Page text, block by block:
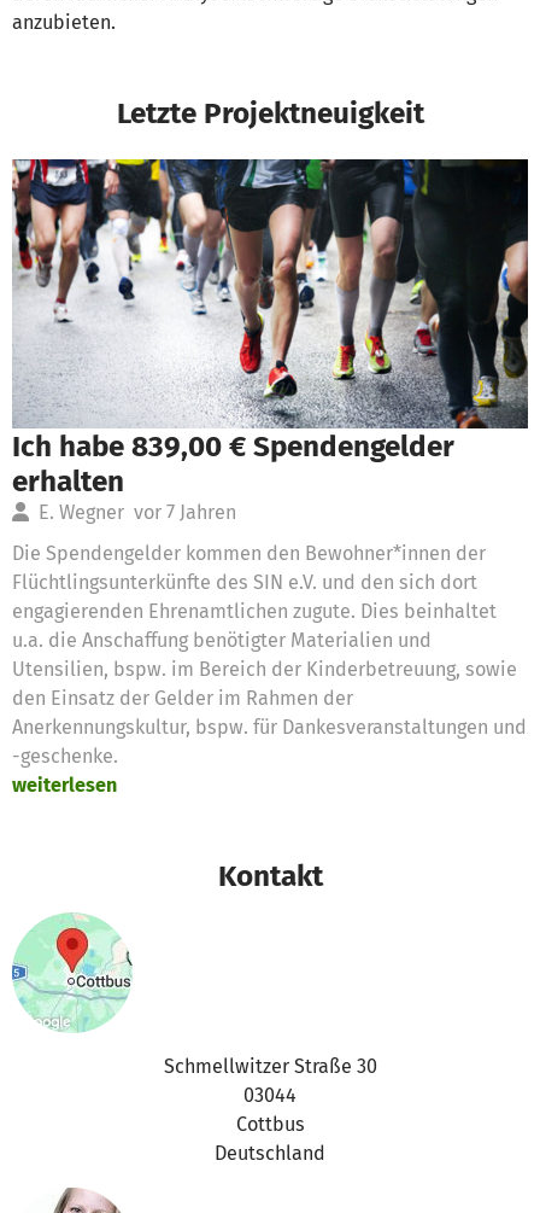
anzubieten.
Letzte Projektneuigkeit
Ich habe 839,00 € Spendengelder
erhalten
E. Wegner vor 7 Jahren
Die Spendengelder kommen den Bewohner*innen der
Flüchtlingsunterkünfte des SIN e.V. und den sich dort
engagierenden Ehrenamtlichen zugute. Dies beinhaltet
u.a. die Anschaffung benötigter Materialien und
Utensilien, bspw. im Bereich der Kinderbetreuung, sowie
den Einsatz der Gelder im Rahmen der
Anerkennungskultur, bspw. für Dankesveranstaltungen und
-geschenke.
weiterlesen
Kontakt
Schmellwitzer Straße 30
03044
Cottbus
Deutschland